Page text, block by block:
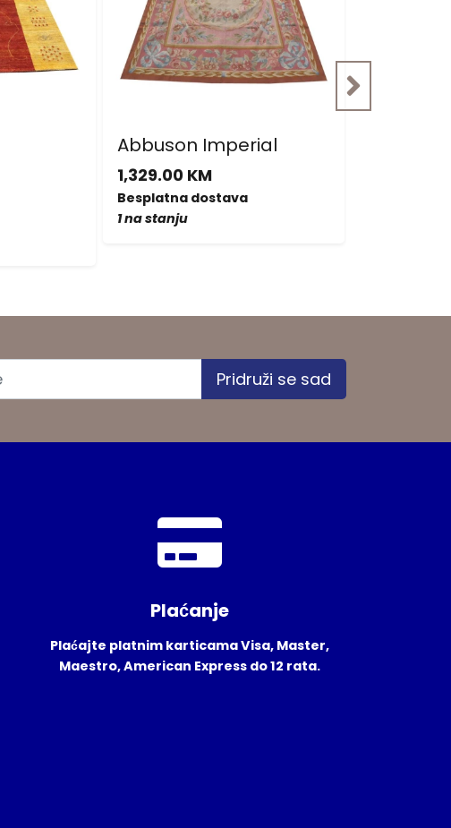
Abbuson Imperial
1,329.00 KM
Besplatna dostava
1 na stanju
Pridruži se sad
Plaćanje
Plaćajte platnim karticama Visa, Master,
Maestro, American Express do 12 rata.